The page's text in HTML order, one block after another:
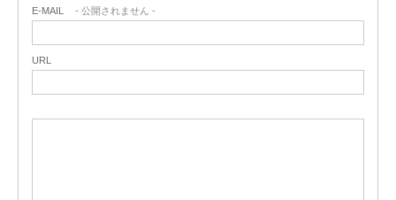
E-MAIL - 公開されません -
URL